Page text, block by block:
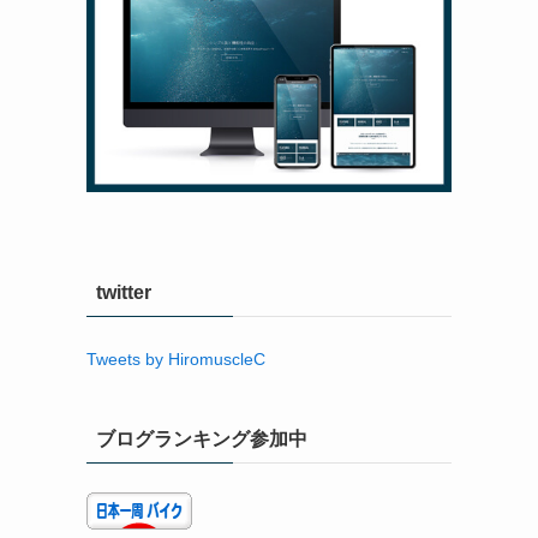
twitter
Tweets by HiromuscleC
ブログランキング参加中